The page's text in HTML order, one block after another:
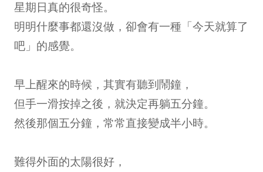
星期日真的很奇怪。
明明什麼事都還沒做，卻會有一種「今天就算了
吧」的感覺。
早上醒來的時候，其實有聽到鬧鐘，
但手一滑按掉之後，就決定再躺五分鐘。
然後那個五分鐘，常常直接變成半小時。
難得外面的太陽很好，